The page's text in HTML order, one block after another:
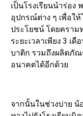
เป็นโรงเรียนนำร่อ
อุปกรณ์ต่าง ๆ เพื่อใ
ประโยชน์ โดยคราม
ระยะเวลาเพียง 3 เ
บาติก รวมถึงผลิตภั
อนาคตได้อีกด้วย
จากนั้นในช่วงบ่าย น้